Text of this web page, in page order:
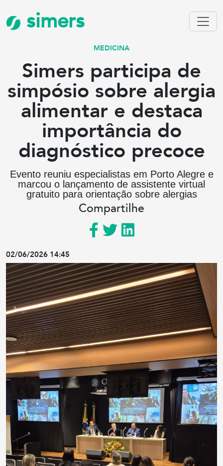
simers
MEDICINA
Simers participa de
simpósio sobre alergia
alimentar e destaca
importância do
diagnóstico precoce
Evento reuniu especialistas em Porto Alegre e
marcou o lançamento de assistente virtual
gratuito para orientação sobre alergias
Compartilhe
02/06/2026 14:45